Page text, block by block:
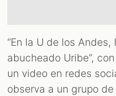
“En la U de los
abucheado Uribe”,
un video en redes
observa a un grupo